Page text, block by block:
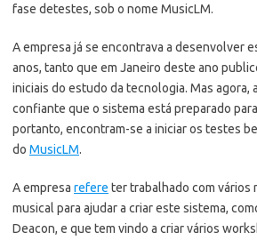
fase detestes, sob o nome MusicLM.
A empresa já se encontrava a desenvolver
anos, tanto que em Janeiro deste ano
iniciais do estudo da tecnologia. Mas agora,
confiante que o sistema está preparado
portanto, encontram-se a iniciar os testes
do MusicLM.
A empresa refere ter trabalhado com vários
musical para ajudar a criar este sistema,
Deacon, e que tem vindo a criar vários